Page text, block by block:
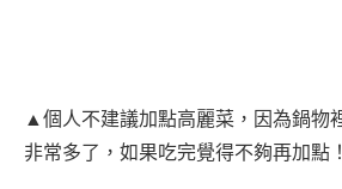
▲個人不建議加點高麗菜，因為鍋物
非常多了，如果吃完覺得不夠再加點！